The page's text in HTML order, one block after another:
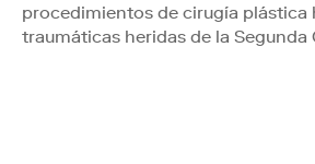
procedimientos de cirugía plástica
traumáticas heridas de la Segunda